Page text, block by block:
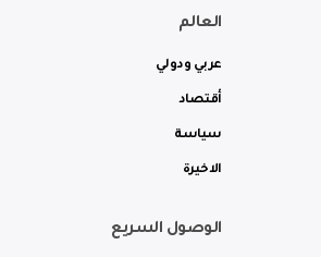
العالم
عربي ودولي
أقتصاد
سياسة
الاخيرة
الوصول السريع